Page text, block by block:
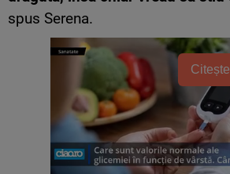
spus Serena.